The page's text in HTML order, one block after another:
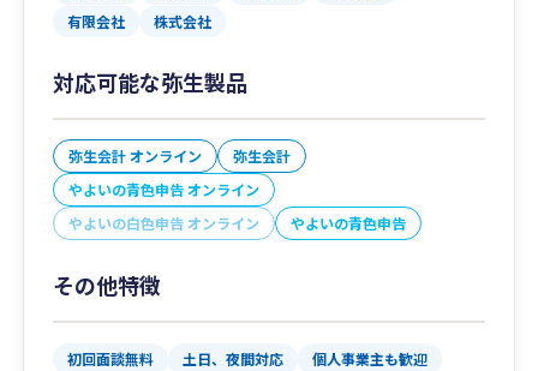
有限会社
株式会社
対応可能な弥生製品
弥生会計 オンライン
弥生会計
やよいの青色申告 オンライン
やよいの白色申告 オンライン
やよいの青色申告
その他特徴
初回面談無料 土日、夜間対応
個人事業主も歓迎